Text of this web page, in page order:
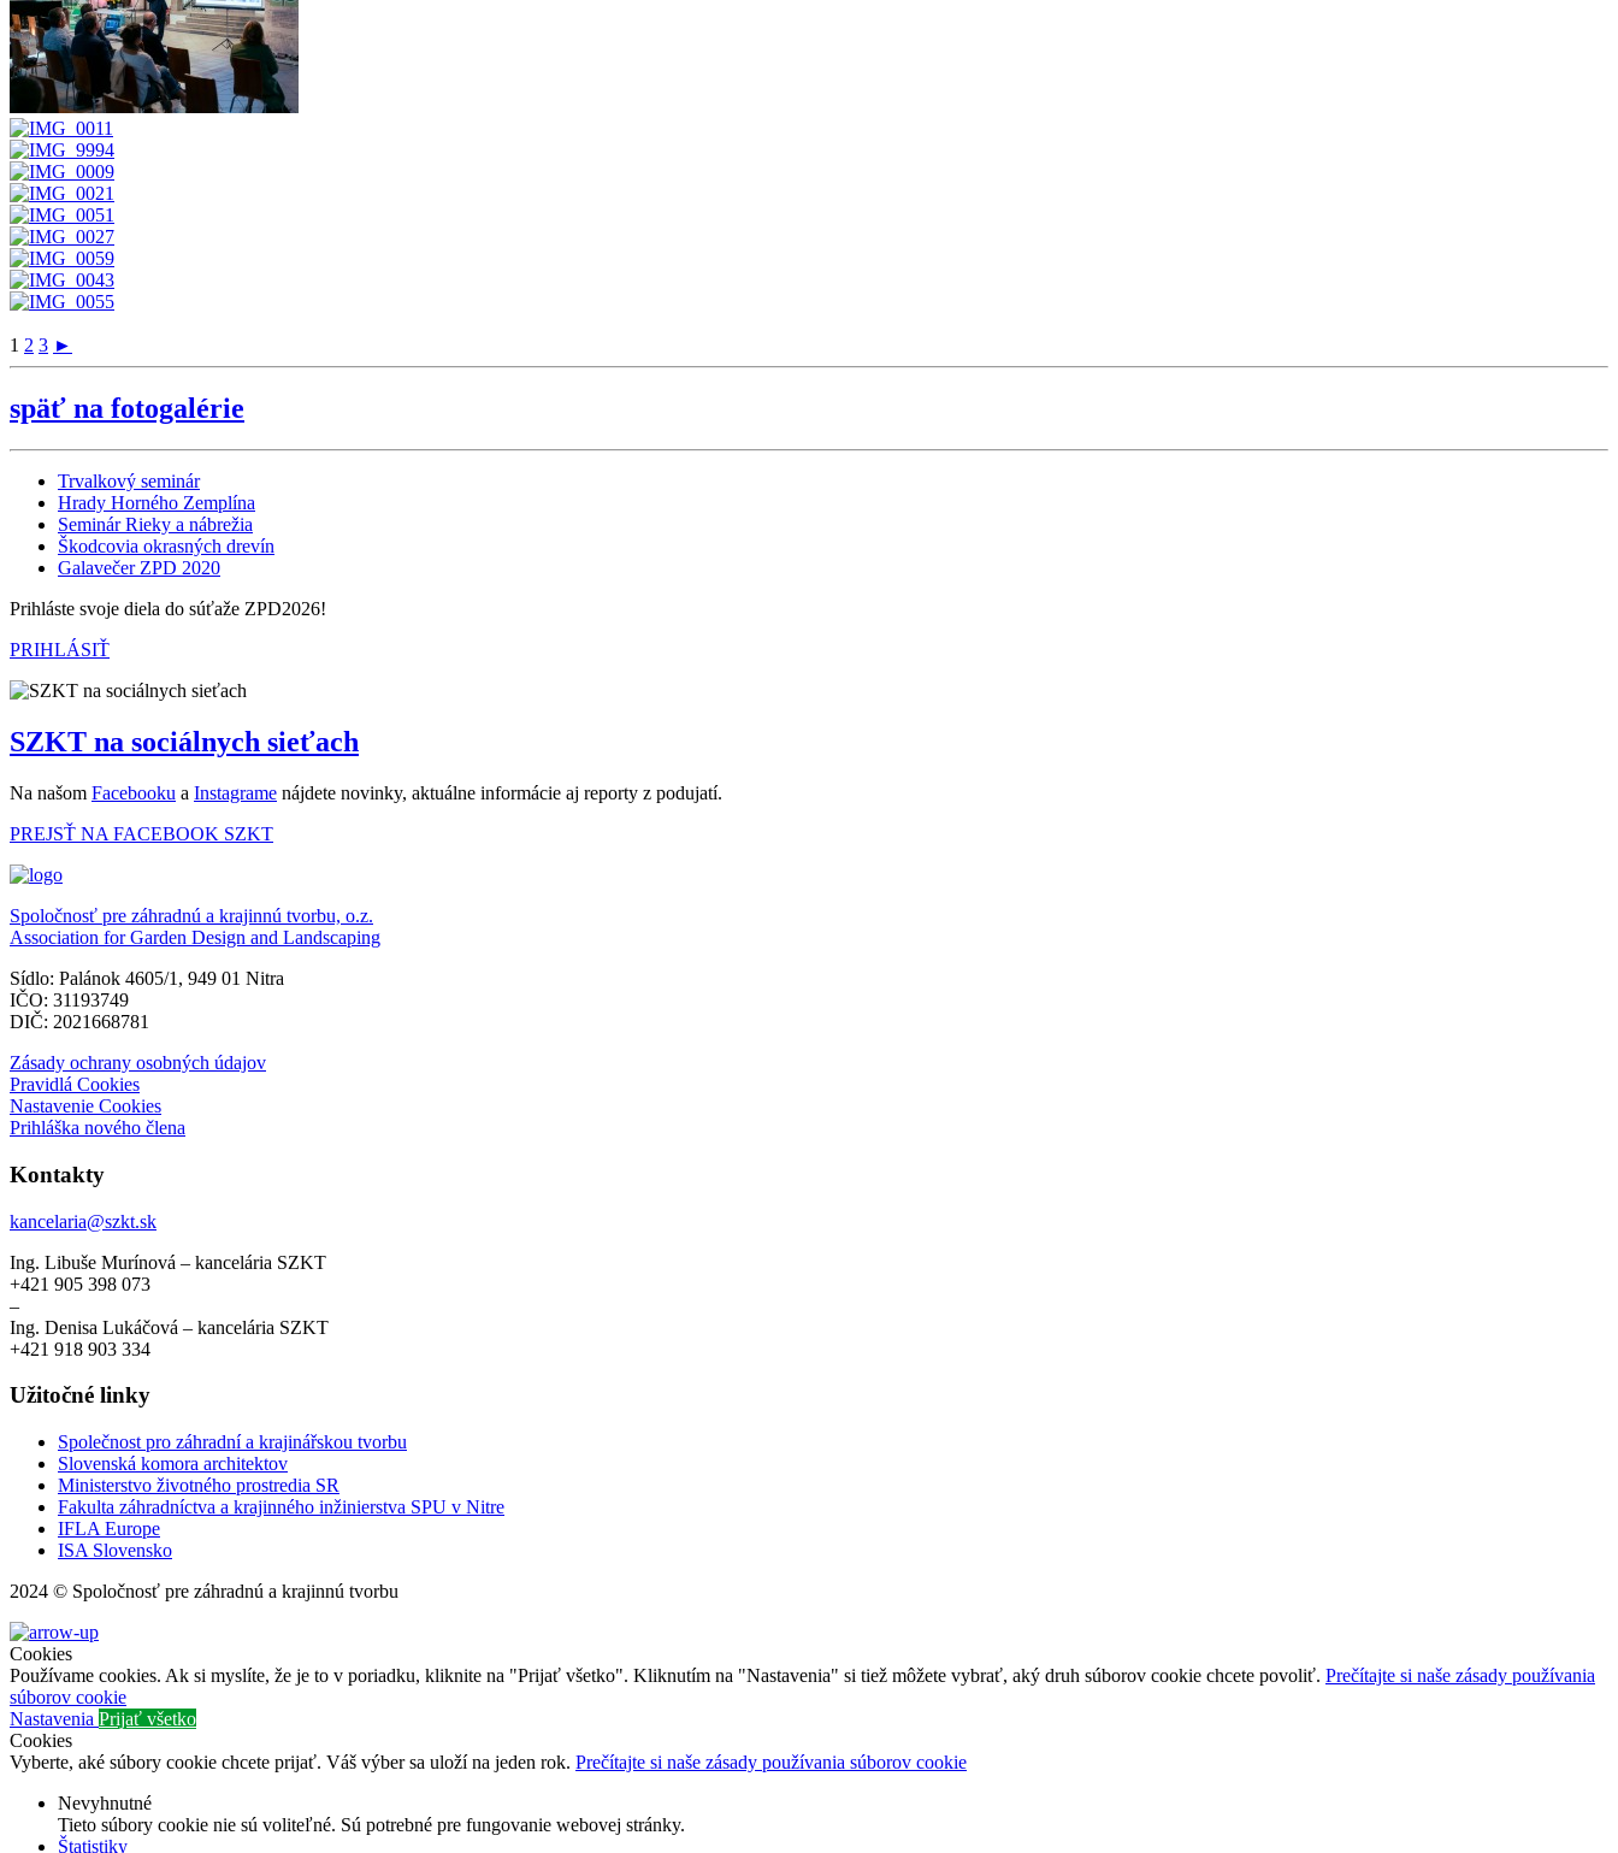
1 2 3 ►
späť na fotogalérie
Trvalkový seminár
Hrady Horného Zemplína
Seminár Rieky a nábrežia
Škodcovia okrasných drevín
Galavečer ZPD 2020
Prihláste svoje diela do súťaže ZPD2026!
PRIHLÁSIŤ
SZKT na sociálnych sieťach
Na našom Facebooku a Instagrame nájdete novinky, aktuálne informácie aj reporty z podujatí.
PREJSŤ NA FACEBOOK SZKT
Spoločnosť pre záhradnú a krajinnú tvorbu, o.z.
Association for Garden Design and Landscaping
Sídlo: Palánok 4605/1, 949 01 Nitra
IČO: 31193749
DIČ: 2021668781
Zásady ochrany osobných údajov
Pravidlá Cookies
Nastavenie Cookies
Prihláška nového člena
Kontakty
kancelaria@szkt.sk
Ing. Libuše Murínová – kancelária SZKT
+421 905 398 073
–
Ing. Denisa Lukáčová – kancelária SZKT
+421 918 903 334
Užitočné linky
Společnost pro záhradní a krajinářskou tvorbu
Slovenská komora architektov
Ministerstvo životného prostredia SR
Fakulta záhradníctva a krajinného inžinierstva SPU v Nitre
IFLA Europe
ISA Slovensko
2024 © Spoločnosť pre záhradnú a krajinnú tvorbu
Cookies
Používame cookies. Ak si myslíte, že je to v poriadku, kliknite na "Prijať všetko". Kliknutím na "Nastavenia" si tiež môžete vybrať, aký druh súborov cookie chcete povoliť. Prečítajte si naše zásady používania
súborov cookie
Nastavenia Prijať všetko
Cookies
Vyberte, aké súbory cookie chcete prijať. Váš výber sa uloží na jeden rok. Prečítajte si naše zásady používania súborov cookie
Nevyhnutné
Tieto súbory cookie nie sú voliteľné. Sú potrebné pre fungovanie webovej stránky.
Štatistiky